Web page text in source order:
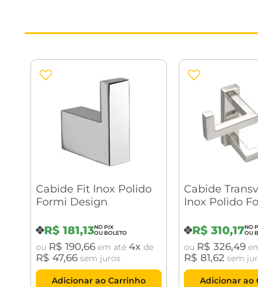
Cabide Fit Inox Polido
Formi Design
R$ 181,13
ou R$ 190,66 em até 4 de
R$ 47,66 sem juros
Adicionar ao Carrinho
Cabide
Inox Polido
R$ 310,17
ou R$ 326,49
R$ 81,62 sem
Adicionar ao